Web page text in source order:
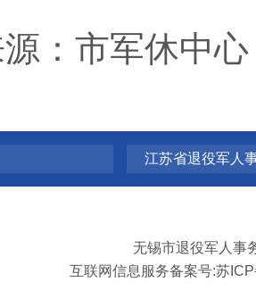
市军休中心
江苏省退役军人
无锡市退役军人事
互联网信息服务备案号:苏